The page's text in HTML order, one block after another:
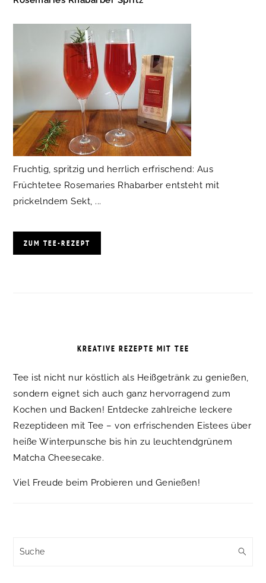
Fruchtig, spritzig und herrlich erfrischend: Aus
Früchtetee Rosemaries Rhabarber entsteht mit
prickelndem Sekt, ...
ZUM TEE-REZEPT
KREATIVE REZEPTE MIT TEE
Tee ist nicht nur köstlich als Heißgetränk zu genießen,
sondern eignet sich auch ganz hervorragend zum
Kochen und Backen! Entdecke zahlreiche leckere
Rezeptideen mit Tee – von erfrischenden Eistees über
heiße Winterpunsche bis hin zu leuchtendgrünem
Matcha Cheesecake.
Viel Freude beim Probieren und Genießen!
Suche